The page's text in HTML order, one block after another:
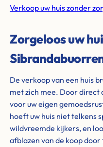
Verkoop uw huis zonder
Zorgeloos uw
De verkoop van een huis
met zich mee. Door direct
voor uw eigen
hoeft uw huis niet telkens
wildvreemde kijkers, en
afblazen van de koop